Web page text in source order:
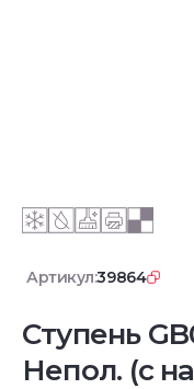
Артикул:39864
Ступень
Непол. (с